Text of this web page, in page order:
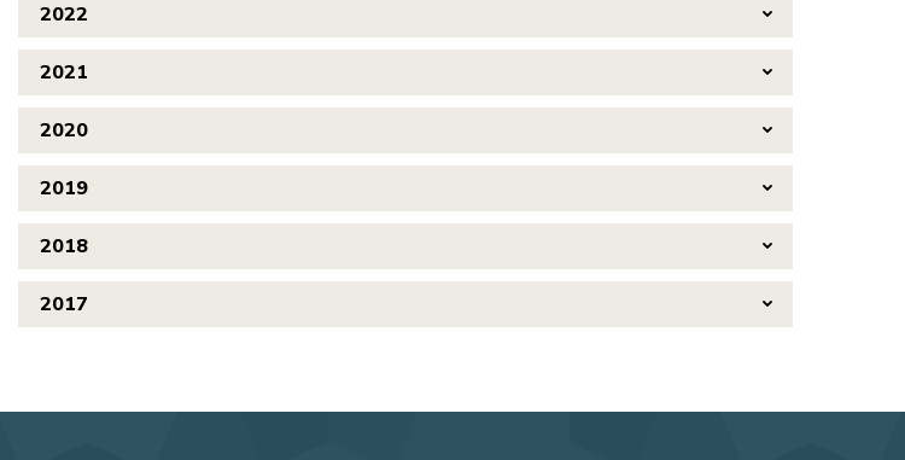
2022
2021
2020
2019
2018
2017